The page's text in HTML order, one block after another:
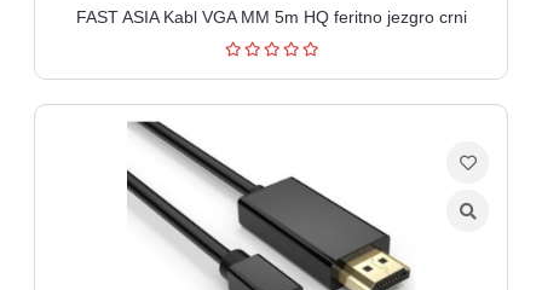
FAST ASIA Kabl VGA MM 5m HQ feritno jezgro crni